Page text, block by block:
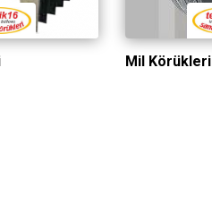
Mil Körükleri